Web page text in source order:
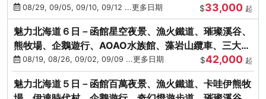
到飽08/29, 09/05, 09/10, 09/12 ...更多日期 $33,000 起
魅力北海道６日－函館星空夜景、漁火鐵道、璀璨溪谷、
熊牧場、企鵝遊行、AOAO水族館、藻岩山纜車、三大螃
蟹吃到飽
08/19, 08/26, 09/02, 09/09 ...更多日期 $42,000 起
魅力北海道５日－函館百萬夜景、漁火鐵道、卡哇伊熊牧